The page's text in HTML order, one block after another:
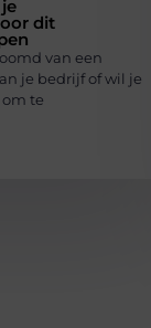
dit
van een
je bedrijf of wil je
om te